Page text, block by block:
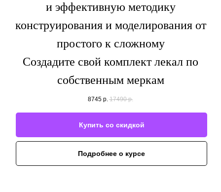
и эффективную методику
конструирования и моделирования от
простого к сложному
Создадите свой комплект лекал по
собственным меркам
8745 р. 17490 р.
Купить со скидкой
Подробнее о курсе